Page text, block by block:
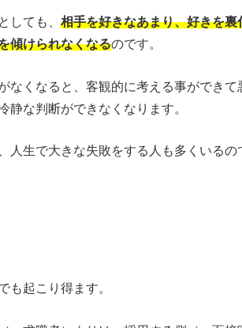
しても、 相手を好きなあまり、好きを
傾けられなくなるのです。
なくなると、客観的に考える事ができ
静な判断ができなくなります。
人生で大きな失敗をする人も多くいる
も起こり得ます。